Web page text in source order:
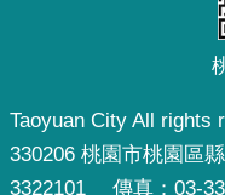
Taoyuan City All rights
330206 桃園市桃園區
3322101 傳真：03-